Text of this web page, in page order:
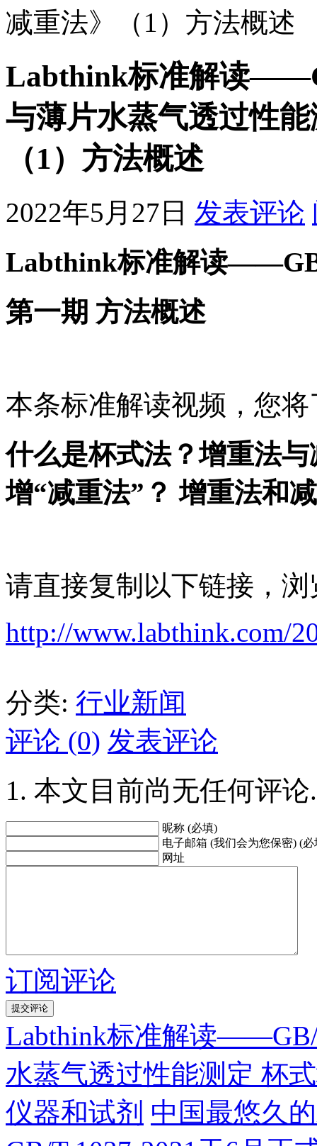
减重法》（1）方法概述
Labthink标准解读
与薄片水蒸气透过性
（1）方法概述
2022年5月27日 发表评论
Labthink标准解读
第一期 方法概述
本条标准解读视频，您将
什么是杯式法？增重法
增“减重法”？ 增重法和
请直接复制以下链接，
http://www.labthink.com/
分类: 行业新闻
评论 (0) 发表评论
本文目前尚无任何评论.
昵称 (必填)
电子邮箱 (我们会为您保密) (必
网址
订阅评论
Labthink标准解读——GB/
水蒸气透过性能测定 杯
仪器和试剂 中国最悠久